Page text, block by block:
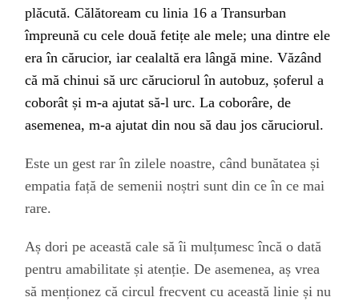
plăcută. Călătoream cu linia 16 a Transurban
împreună cu cele două fetițe ale mele; una dintre ele
era în cărucior, iar cealaltă era lângă mine. Văzând
că mă chinui să urc căruciorul în autobuz, șoferul a
coborât și m-a ajutat să-l urc. La coborâre, de
asemenea, m-a ajutat din nou să dau jos căruciorul.
Este un gest rar în zilele noastre, când bunătatea și
empatia față de semenii noștri sunt din ce în ce mai
rare.
Aș dori pe această cale să îi mulțumesc încă o dată
pentru amabilitate și atenție. De asemenea, aș vrea
să menționez că circul frecvent cu această linie și nu